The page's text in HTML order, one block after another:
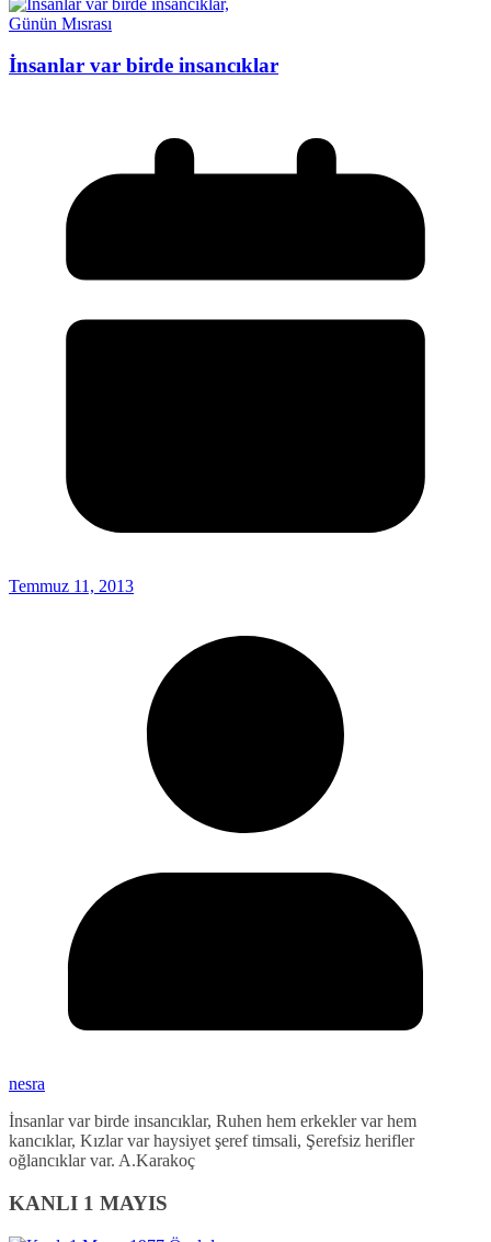
Günün Mısrası
İnsanlar var birde insancıklar
Temmuz 11, 2013
nesra
İnsanlar var birde insancıklar, Ruhen hem erkekler var hem
kancıklar, Kızlar var haysiyet şeref timsali, Şerefsiz herifler
oğlancıklar var. A.Karakoç
KANLI 1 MAYIS